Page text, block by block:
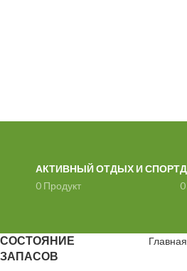
АКТИВНЫЙ ОТДЫХ И СПОРТ
0 Продукт
СОСТОЯНИЕ
ЗАПАСОВ
Главная